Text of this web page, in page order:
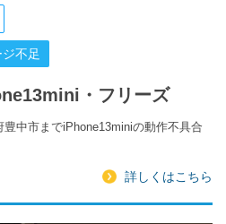
不足
・フリーズ
中市までiPhone13miniの動作不具合
詳しくはこちら